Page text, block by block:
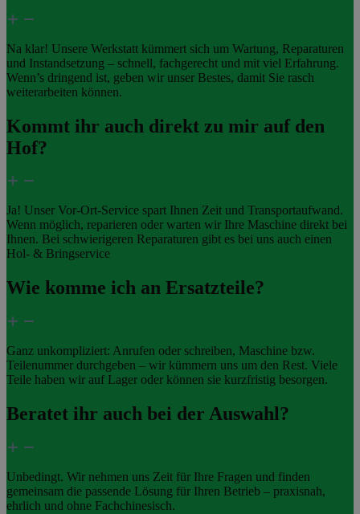
Na klar! Unsere Werkstatt kümmert sich um Wartung, Reparaturen
und Instandsetzung – schnell, fachgerecht und mit viel Erfahrung.
Wenn’s dringend ist, geben wir unser Bestes, damit Sie rasch
weiterarbeiten können.
Kommt ihr auch direkt zu mir auf den
Hof?
Ja! Unser Vor-Ort-Service spart Ihnen Zeit und Transportaufwand.
Wenn möglich, reparieren oder warten wir Ihre Maschine direkt bei
Ihnen. Bei schwierigeren Reparaturen gibt es bei uns auch einen
Hol- & Bringservice
Wie komme ich an Ersatzteile?
Ganz unkompliziert: Anrufen oder schreiben, Maschine bzw.
Teilenummer durchgeben – wir kümmern uns um den Rest. Viele
Teile haben wir auf Lager oder können sie kurzfristig besorgen.
Beratet ihr auch bei der Auswahl?
Unbedingt. Wir nehmen uns Zeit für Ihre Fragen und finden
gemeinsam die passende Lösung für Ihren Betrieb – praxisnah,
ehrlich und ohne Fachchinesisch.